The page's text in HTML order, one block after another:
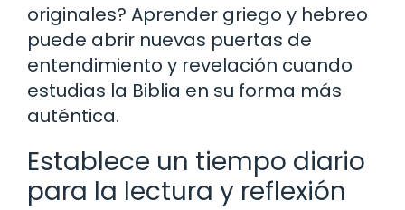
originales? Aprender griego y hebreo
puede abrir nuevas puertas de
entendimiento y revelación cuando
estudias la Biblia en su forma más
auténtica.
Establece un tiempo diario
para la lectura y reflexión